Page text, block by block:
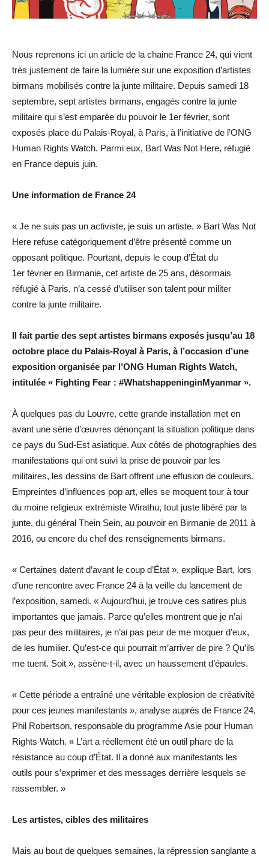
Nous reprenons ici un article de la chaine France 24, qui vient
très justement de faire la lumière sur une exposition d’artistes
birmans mobilisés contre la junte militaire. Depuis samedi 18
septembre, sept artistes birmans, engagés contre la junte
militaire qui s’est emparée du pouvoir le 1er février, sont
exposés place du Palais-Royal, à Paris, à l’initiative de l’ONG
Human Rights Watch. Parmi eux, Bart Was Not Here, réfugié
en France depuis juin.
Une information de France 24
« Je ne suis pas un activiste, je suis un artiste. » Bart Was Not
Here refuse catégoriquement d’être présenté comme un
opposant politique. Pourtant, depuis le coup d’État du
1er février en Birmanie, cet artiste de 25 ans, désormais
réfugié à Paris, n’a cessé d’utiliser son talent pour militer
contre la junte militaire.
Il fait partie des sept artistes birmans exposés jusqu’au 18
octobre place du Palais-Royal à Paris, à l’occasion d’une
exposition organisée par l’ONG Human Rights Watch,
intitulée « Fighting Fear : #WhatshappeninginMyanmar ».
À quelques pas du Louvre, cette grande installation met en
avant une série d’œuvres dénonçant la situation politique dans
ce pays du Sud-Est asiatique. Aux côtés de photographies des
manifestations qui ont suivi la prise de pouvoir par les
militaires, les dessins de Bart offrent une effusion de couleurs.
Empreintes d’influences pop art, elles se moquent tour à tour
du moine religieux extrémiste Wirathu, tout juste libéré par la
junte, du général Thein Sein, au pouvoir en Birmanie de 2011 à
2016, ou encore du chef des renseignements birmans.
« Certaines datent d’avant le coup d’État », explique Bart, lors
d’une rencontre avec France 24 à la veille du lancement de
l’exposition, samedi. « Aujourd’hui, je trouve ces satires plus
importantes que jamais. Parce qu’elles montrent que je n’ai
pas peur des militaires, je n’ai pas peur de me moquer d’eux,
de les humilier. Qu’est-ce qui pourrait m’arriver de pire ? Qu’ils
me tuent. Soit », assène-t-il, avec un haussement d’épaules.
« Cette période a entraîné une véritable explosion de créativité
pour ces jeunes manifestants », analyse auprès de France 24,
Phil Robertson, responsable du programme Asie pour Human
Rights Watch. « L’art a réellement été un outil phare de la
résistance au coup d’État. Il a donné aux manifestants les
outils pour s’exprimer et des messages derrière lesquels se
rassembler. »
Les artistes, cibles des militaires
Mais au bout de quelques semaines, la répression sanglante a